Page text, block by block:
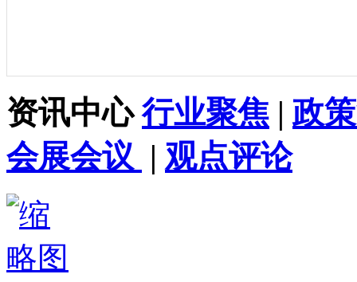
资讯中心 行业聚焦 | 政
会展会议 | 观点评论